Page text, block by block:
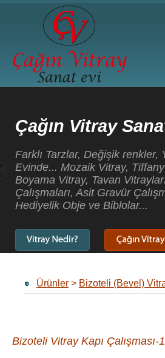
Çağın Vitray
Farklı Tarzlar, Değişik renkler,
Evinde... Mozaik Vitray,
Boyama Vitray, Tavan
Çalışmaları, Asit Gravür
Hediyelik Obje ve Biblolar...
Ürünler > Bizoteli (Bevel)
Bizoteli Vitray Kapı Çalışması-